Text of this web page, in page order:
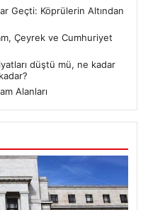
Geçti: Köprülerin Altından
Çeyrek ve Cumhuriyet
düştü mü, ne kadar
Alanları